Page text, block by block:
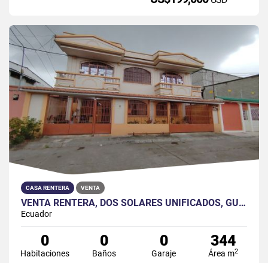
CASA RENTERA VENTA
VENTA RENTERA, DOS SOLARES UNIFICADOS, GUAYACANES, NORTE
Ecuador
0
Habitaciones
0
Baños
0
Garaje
344
Área m2